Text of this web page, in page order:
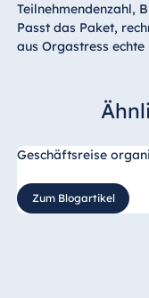
Teilnehmendenzahl,
Passt das Paket,
aus Orgastress echte
Geschäftsreise
Zum Blogartikel